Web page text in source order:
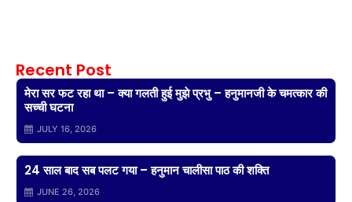
Recent Post
मेरा सर फट रहा था – क्या गलती हुई मुझे प्रभु – हनुमानजी के चमत्कार की
सच्ची घटना
JULY 16, 2026
24 साल बाद सब पलट गया – हनुमान चालीसा पाठ की शक्ति
JUNE 26, 2026